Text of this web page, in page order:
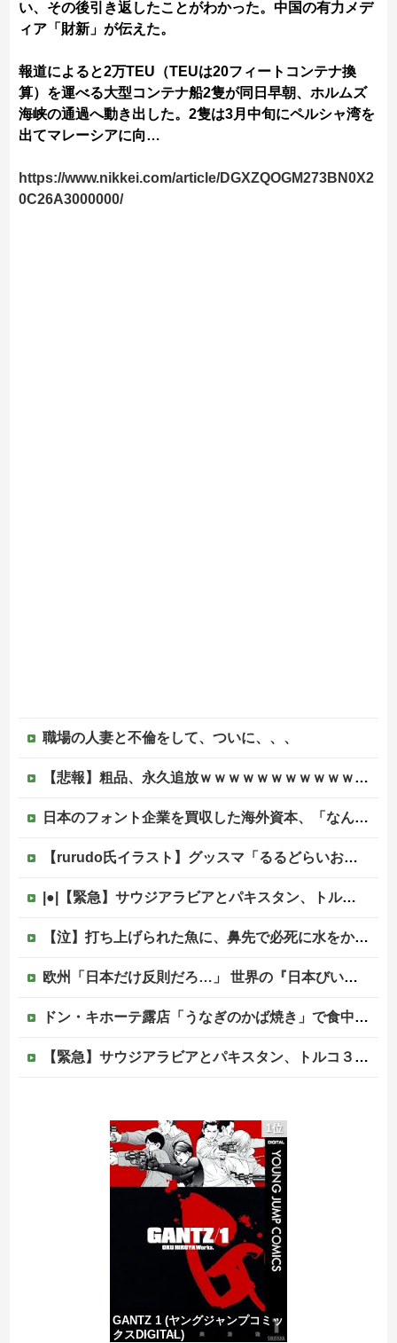
い、その後引き返したことがわかった。中国の有力メデ
ィア「財新」が伝えた。
報道によると2万TEU（TEUは20フィートコンテナ換
算）を運べる大型コンテナ船2隻が同日早朝、ホルムズ
海峡の通過へ動き出した。2隻は3月中旬にペルシャ湾を
出てマレーシアに向…
https://www.nikkei.com/article/DGXZQOGM273BN0X2
0C26A3000000/
職場の人妻と不倫をして、ついに、、、
【悲報】粗品、永久追放ｗｗｗｗｗｗｗｗｗｗｗｗｗｗｗ（証拠あり）
日本のフォント企業を買収した海外資本、「なんで自ら売上ゼロにするようなことするの」とドン引きするような方針転換を……
【rurudo氏イラスト】グッスマ「るるどらいおん/ぱすてるおにくVer.」美少女フィギュア【本日発売】他
|●|【緊急】サウジアラビアとパキスタン、トルコ３カ国 相互防衛協定締結
【泣】打ち上げられた魚に、鼻先で必死に水をかけてあげる犬が話題
欧州「日本だけ反則だろ…」 世界の『日本びいき』にヨーロッパ全土から不満の声
ドン・キホーテ露店「うなぎのかば焼き」で食中毒 男女14人が発熱や腹痛など訴え…サルモネラ属の菌検出
【緊急】サウジアラビアとパキスタン、トルコ３カ国 相互防衛協定締結
テレビ大好き高齢者の｢テレビ離れ｣が始まった…
ジャンポケ斎藤と代理人のやりとり、「地獄すぎて完全にコントになってる……」と衝撃を受ける人が続出中
【ヤバい】100件以上の窃盗をしたトルコ国籍の男3人を逮捕 #移民 #外国人
1位
GANTZ 1 (ヤングジャンプコミッ
クスDIGITAL)